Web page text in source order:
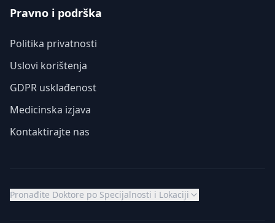
Pravno i podrška
Politika privatnosti
Uslovi korištenja
GDPR usklađenost
Medicinska izjava
Kontaktirajte nas
Pronađite Doktore po Specijalnosti i Lokaciji